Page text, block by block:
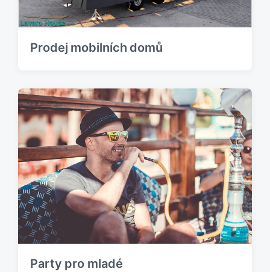
:
Prodej mobilních domů
Party pro mladé